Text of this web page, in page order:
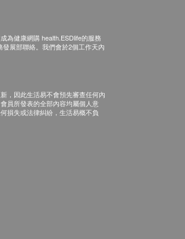
為健康網購 health.ESDlife的服務
展部聯絡。我們會於2個工作天內
，因此生活易不會預先審查任何內
員所發表的全部內容均屬個人意
損失或法律糾紛，生活易概不負